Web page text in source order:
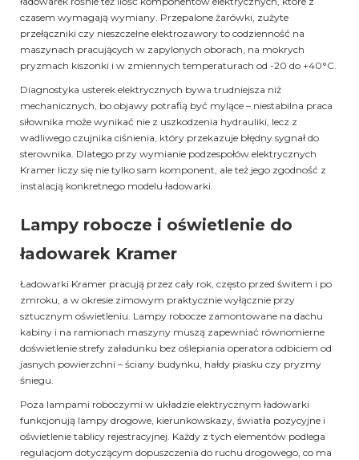
czasem wymagają wymiany. Przepalone żarówki, zużyte
przełączniki czy nieszczelne elektrozawory to codzienność na
maszynach pracujących w zapylonych oborach, na mokrych
pryzmach kiszonki i w zmiennych temperaturach od -20 do +40°C.
Diagnostyka usterek elektrycznych bywa trudniejsza niż
mechanicznych, bo objawy potrafią być mylące – niestabilna praca
siłownika może wynikać nie z uszkodzenia hydrauliki, lecz z
wadliwego czujnika ciśnienia, który przekazuje błędny sygnał do
sterownika. Dlatego przy wymianie podzespołów elektrycznych
Kramer liczy się nie tylko sam komponent, ale też jego zgodność z
instalacją konkretnego modelu ładowarki.
Lampy robocze i oświetlenie do
ładowarek Kramer
Ładowarki Kramer pracują przez cały rok, często przed świtem i po
zmroku, a w okresie zimowym praktycznie wyłącznie przy
sztucznym oświetleniu. Lampy robocze zamontowane na dachu
kabiny i na ramionach maszyny muszą zapewniać równomierne
doświetlenie strefy załadunku bez oślepiania operatora odbiciem od
jasnych powierzchni – ściany budynku, hałdy piasku czy pryzmy
śniegu.
Poza lampami roboczymi w układzie elektrycznym ładowarki
funkcjonują lampy drogowe, kierunkowskazy, światła pozycyjne i
oświetlenie tablicy rejestracyjnej. Każdy z tych elementów podlega
regulacjom dotyczącym dopuszczenia do ruchu drogowego, co ma